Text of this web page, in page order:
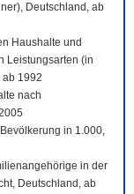
Deutschland, ab
Haushalte und
Leistungsarten (in
ab 1992
nach
in 1.000,
in der
Deutschland, ab